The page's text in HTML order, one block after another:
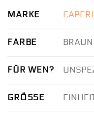
MARKE
FARBE BRAUN
FÜR WEN?
GRÖSSE